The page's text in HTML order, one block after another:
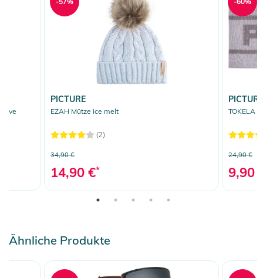
PICTURE
EZAH Mütze ice melt
(2)
34,90 €
14,90 €*
PICTURE
TOKELA
24,90 €
9,90
Ähnliche Produkte